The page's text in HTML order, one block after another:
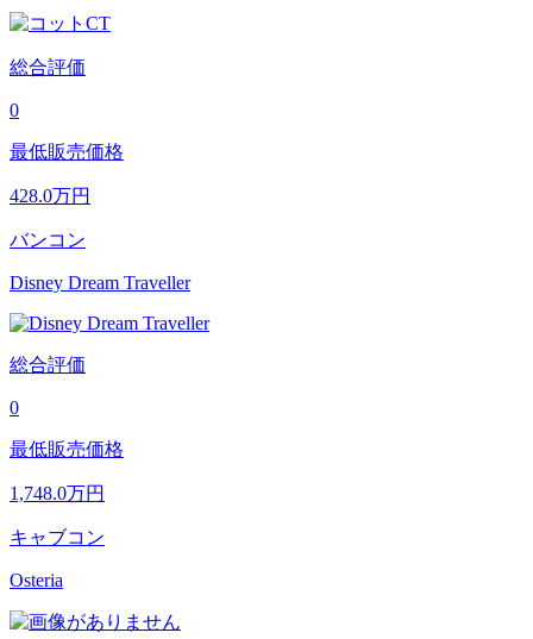
総合評価
0
最低販売価格
428.0万円
バンコン
Disney Dream Traveller
総合評価
0
最低販売価格
1,748.0万円
キャブコン
Osteria